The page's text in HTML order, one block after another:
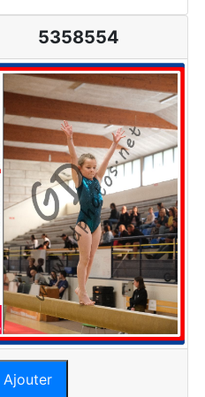
5358554
Ajouter